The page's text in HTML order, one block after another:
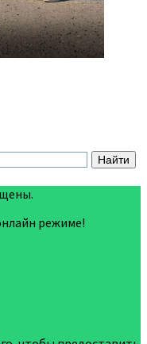
режиме!